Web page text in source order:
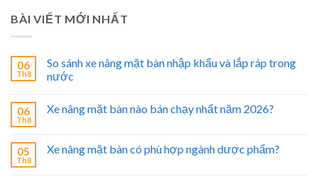
BÀI VIẾT MỚI NHẤT
06
Th8
So sánh xe nâng mặt bàn nhập khẩu và lắp ráp trong
nước
06
Th8
Xe nâng mặt bàn nào bán chạy nhất năm 2026?
05
Th8
Xe nâng mặt bàn có phù hợp ngành dược phẩm?